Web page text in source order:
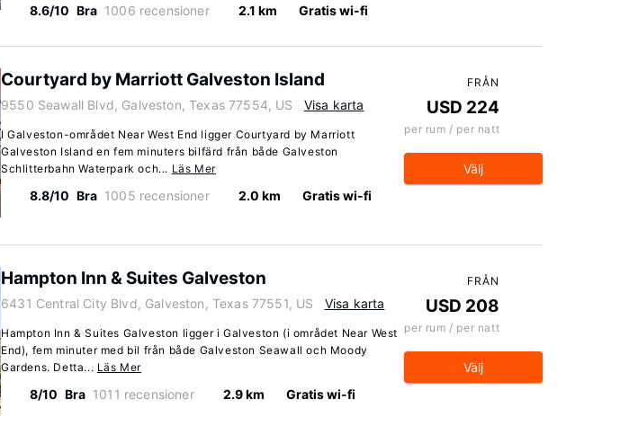
8.6/10 Bra 1006 recensioner 2.1 km Gratis wi-fi
Courtyard by Marriott Galveston Island
9550 Seawall Blvd, Galveston, Texas 77554, US Visa karta
I Galveston-området Near West End ligger Courtyard by Marriott
Galveston Island en fem minuters bilfärd från både Galveston
Schlitterbahn Waterpark och... Läs Mer
8.8/10 Bra 1005 recensioner 2.0 km Gratis wi-fi
FRÅN
USD 224
per rum / per natt
Välj
Hampton Inn & Suites Galveston
6431 Central City Blvd, Galveston, Texas 77551, US Visa karta
Hampton Inn & Suites Galveston ligger i Galveston (i området Near West
End), fem minuter med bil från både Galveston Seawall och Moody
Gardens. Detta... Läs Mer
8/10 Bra 1011 recensioner 2.9 km Gratis wi-fi
FRÅN
USD 208
per rum / per natt
Välj